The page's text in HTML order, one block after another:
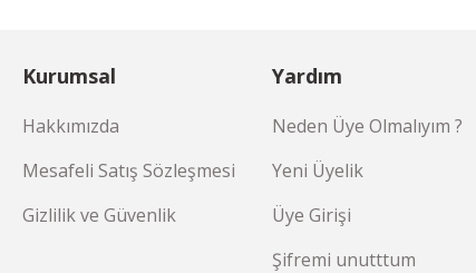
Kurumsal
Hakkımızda
Mesafeli Satış Sözleşmesi
Gizlilik ve Güvenlik
Yardım
Neden Üye Olmalıyım ?
Yeni Üyelik
Üye Girişi
Şifremi unutttum